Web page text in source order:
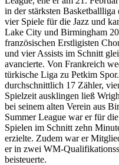
in der stärksten Basketballliga
vier Spiele für die Jazz und
Lake City und Birmingham
französischen Erstligisten
und vier Assists im Schnitt
avancierte. Von Frankreich
türkische Liga zu Petkim
durchschnittlich 17 Zähler,
Spielzeit ausklingen ließ
bei seinem alten Verein aus
Summer League war er für
Spielen im Schnitt zehn
erzielte. Zudem war er
er in zwei WM-
beisteuerte.